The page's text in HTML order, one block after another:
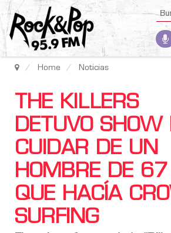
Home Noticias
THE KILLERS
DETUVO SHOW
CUIDAR DE UN
HOMBRE DE 67
QUE HACÍA
SURFING